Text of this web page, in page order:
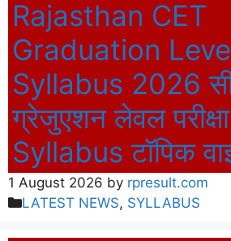
Rajasthan CET
Graduation
Syllabus 2026
ग्रेजुएशन लेवल
Syllabus टॉपिक
1 August 2026 by rpresult.com
Categories
LATEST NEWS, SYLLABUS